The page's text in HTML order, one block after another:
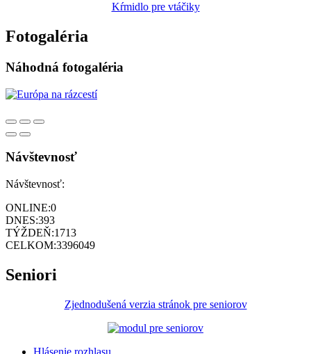
Kŕmidlo pre vtáčiky
Fotogaléria
Náhodná fotogaléria
Návštevnosť
Návštevnosť:
ONLINE:0
DNES:393
TÝŽDEŇ:1713
CELKOM:3396049
Seniori
Zjednodušená verzia stránok pre seniorov
Hlásenie rozhlasu